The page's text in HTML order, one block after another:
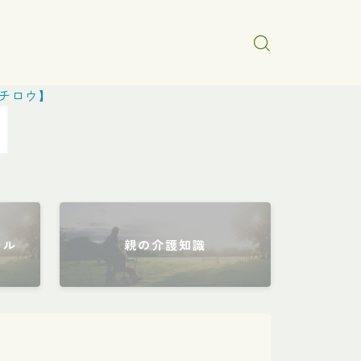
ウ】
親の介護知識